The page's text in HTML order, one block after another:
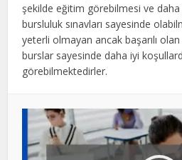
şekilde eğitim görebilmesi ve
bursluluk sınavları sayesinde
yeterli olmayan ancak başarılı
burslar sayesinde daha iyi
görebilmektedirler.